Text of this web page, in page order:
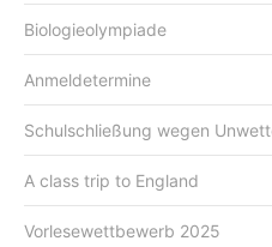
Biologieolympiade
Anmeldetermine
Schulschließung wegen
A class trip to England
Vorlesewettbewerb 2025